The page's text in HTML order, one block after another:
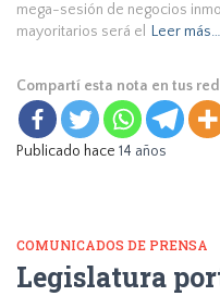
mega-sesión de negocios
mayoritarios será el
Leer más…
Compartí esta nota en tus
Publicado hace 14 años
COMUNICADOS DE PRENSA
Legislatura